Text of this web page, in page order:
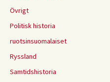
Övrigt
Politisk historia
ruotsinsuomalaiset
Ryssland
Samtidshistoria